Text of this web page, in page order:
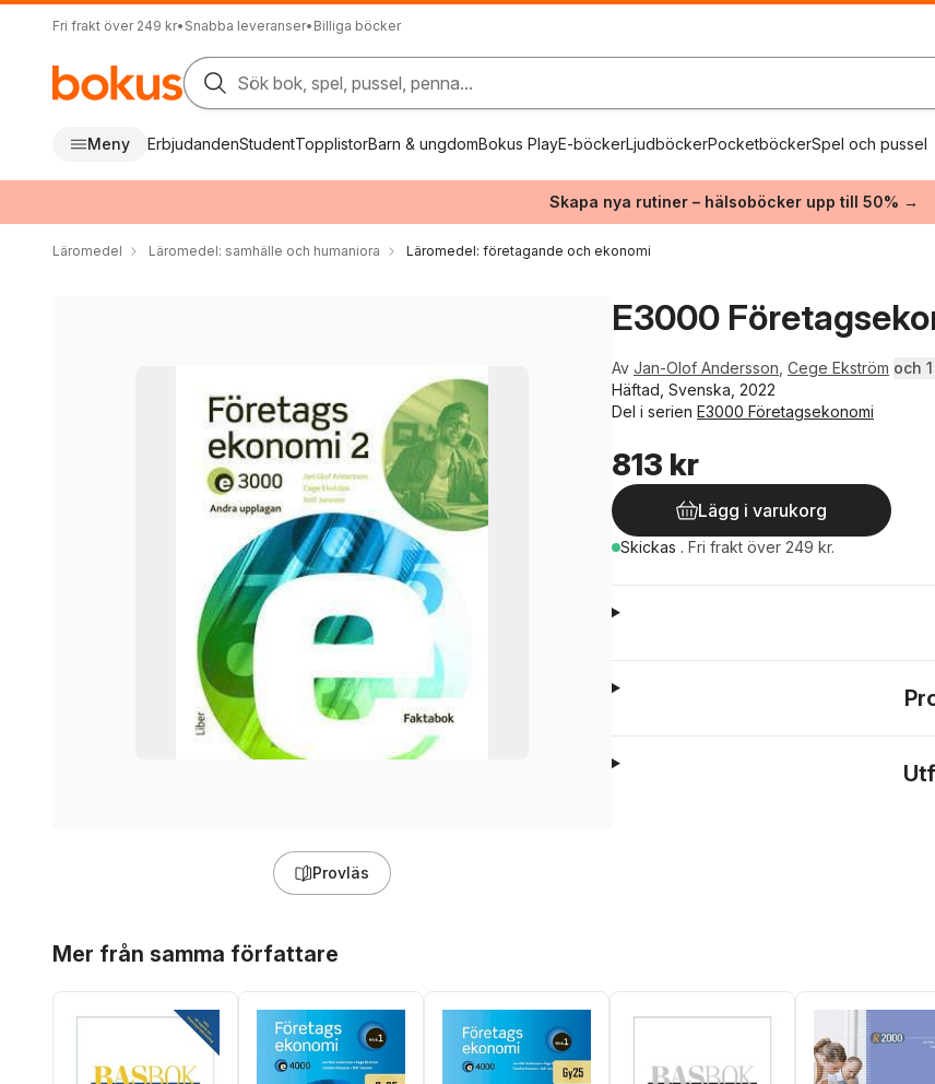
Fri frakt över 249 kr• Snabba leveranser• Billiga böcker
Sök bok, spel, pussel, penna...
Meny ErbjudandenStudentTopplistorBarn & ungdomBokus PlayE-böckerLjudböckerPocketböckerSpel och pussel
Skapa nya rutiner – hälsoböcker upp till 50% →
Läromedel Läromedel: samhälle och humaniora Läromedel: företagande och ekonomi
Provläs
E3000
Av Jan-Olof Andersson Cege Ekström och
Häftad, Svenska, 2022
Del i serien E3000 Företagsekonomi
813 kr
Lägg i varukorg
Skickas . Fri frakt över 249 kr.
Mer från samma författare